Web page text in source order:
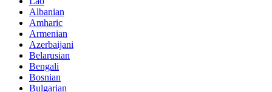
Albanian
Amharic
Armenian
Azerbaijani
Belarusian
Bengali
Bosnian
Bulgarian